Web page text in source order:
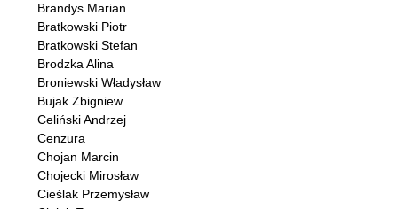
Brandys Marian
Bratkowski Piotr
Bratkowski Stefan
Brodzka Alina
Broniewski Władysław
Bujak Zbigniew
Celiński Andrzej
Cenzura
Chojan Marcin
Chojecki Mirosław
Cieślak Przemysław